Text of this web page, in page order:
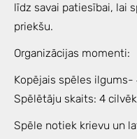
līdz savai patiesībai, lai
priekšu.
Organizācijas momenti:
Kopējais spēles ilgums-
Spēlētāju skaits: 4
Spēle notiek krievu un